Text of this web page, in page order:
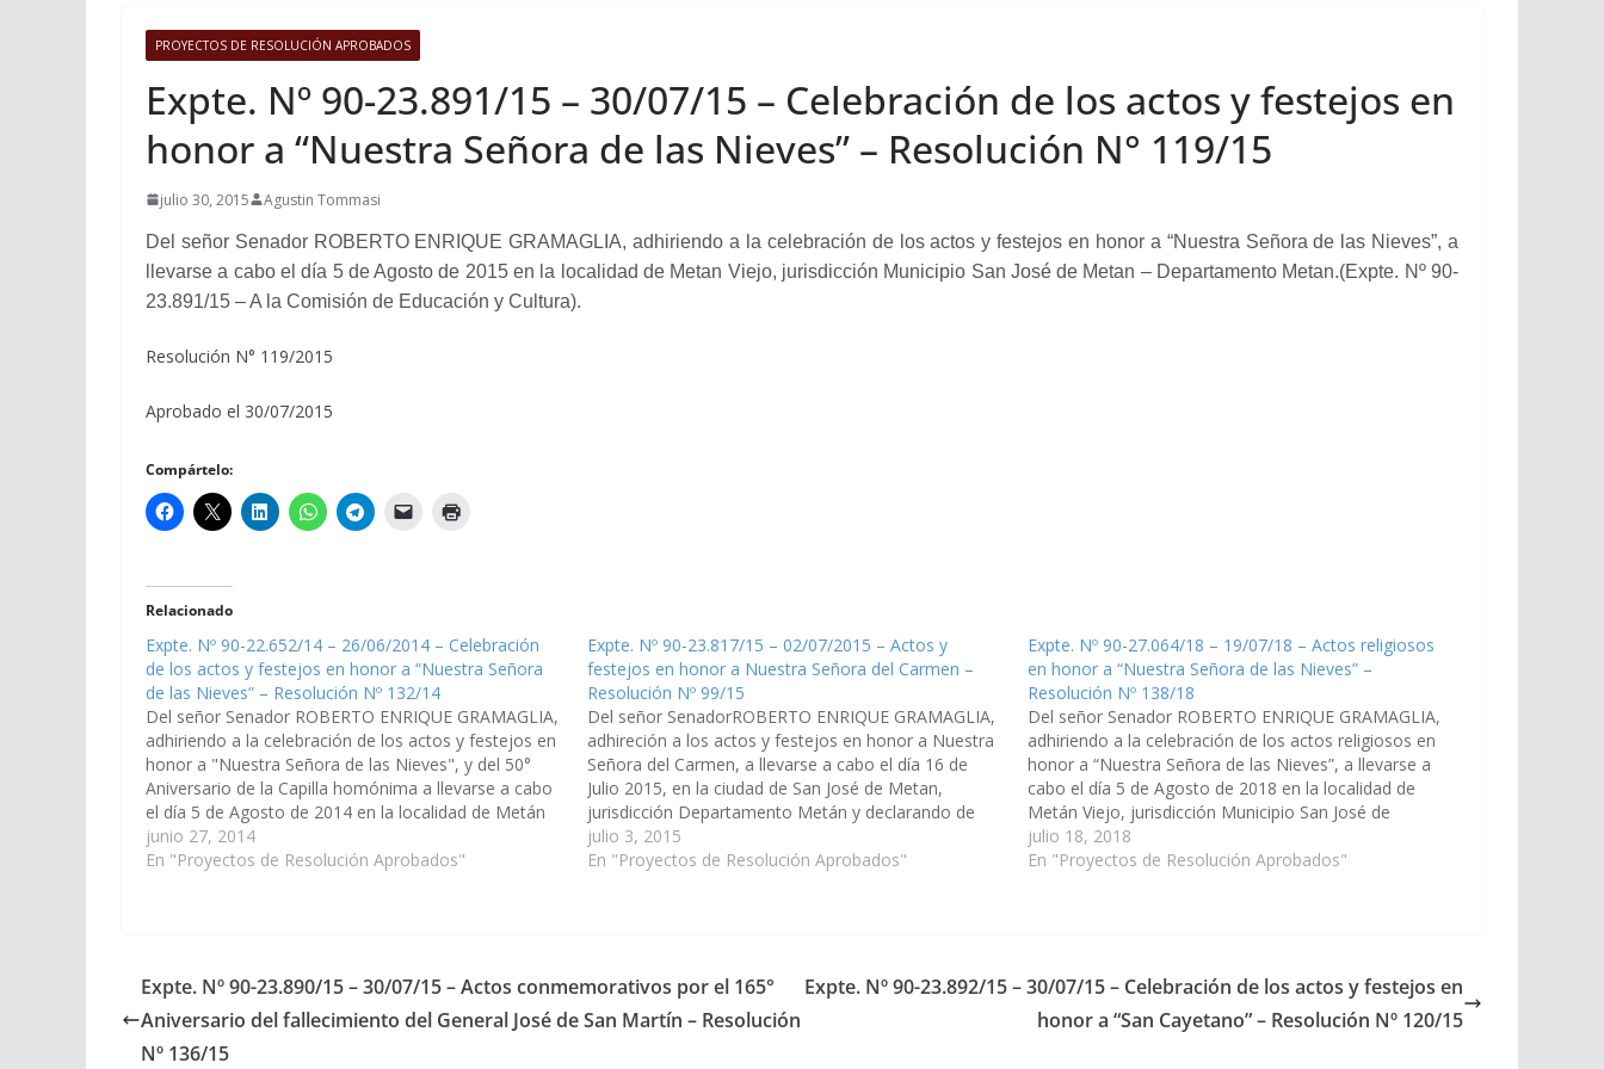
PROYECTOS DE RESOLUCIÓN APROBADOS
Expte. Nº 90-23.891/15 – 30/07/15 – Celebración de los actos y festejos en
honor a “Nuestra Señora de las Nieves” – Resolución N° 119/15
julio 30, 2015 Agustin Tommasi
Del señor Senador ROBERTO ENRIQUE GRAMAGLIA, adhiriendo a la celebración de los actos y festejos en honor a “Nuestra Señora de las Nieves”, a
llevarse a cabo el día 5 de Agosto de 2015 en la localidad de Metan Viejo, jurisdicción Municipio San José de Metan – Departamento Metan.(Expte. Nº 90-
23.891/15 – A la Comisión de Educación y Cultura).
Resolución N° 119/2015
Aprobado el 30/07/2015
Compártelo:
Relacionado
Expte. Nº 90-22.652/14 – 26/06/2014 – Celebración
de los actos y festejos en honor a “Nuestra Señora
de las Nieves” – Resolución Nº 132/14
Del señor Senador ROBERTO ENRIQUE GRAMAGLIA,
adhiriendo a la celebración de los actos y festejos en
honor a "Nuestra Señora de las Nieves", y del 50°
Aniversario de la Capilla homónima a llevarse a cabo
el día 5 de Agosto de 2014 en la localidad de Metán
Viejo, jurisdicción del…
junio 27, 2014
En "Proyectos de Resolución Aprobados"
Expte. Nº 90-23.817/15 – 02/07/2015 – Actos y
festejos en honor a Nuestra Señora del Carmen –
Resolución Nº 99/15
Del señor SenadorROBERTO ENRIQUE GRAMAGLIA,
adhireción a los actos y festejos en honor a Nuestra
Señora del Carmen, a llevarse a cabo el día 16 de
Julio 2015, en la ciudad de San José de Metan,
jurisdicción Departamento Metán y declarando de
Interés de ésta Cámara, las actividades religiosas
para…
julio 3, 2015
En "Proyectos de Resolución Aprobados"
Expte. Nº 90-27.064/18 – 19/07/18 – Actos religiosos
en honor a “Nuestra Señora de las Nieves” –
Resolución Nº 138/18
Del señor Senador ROBERTO ENRIQUE GRAMAGLIA,
adhiriendo a la celebración de los actos religiosos en
honor a “Nuestra Señora de las Nieves”, a llevarse a
cabo el día 5 de Agosto de 2018 en la localidad de
Metán Viejo, jurisdicción Municipio San José de
Metán. (Expte. Nº 90-27.064/18, a la Comisión…
julio 18, 2018
En "Proyectos de Resolución Aprobados"
Expte. Nº 90-23.890/15 – 30/07/15 – Actos conmemorativos por el 165°
Aniversario del fallecimiento del General José de San Martín – Resolución
Nº 136/15
Expte. Nº 90-23.892/15 – 30/07/15 – Celebración de los actos y festejos en
honor a “San Cayetano” – Resolución Nº 120/15